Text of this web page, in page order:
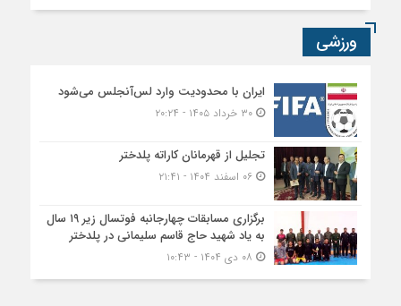
ورزشی
ایران با محدودیت وارد لس‌آنجلس می‌شود
۳۰ خرداد ۱۴۰۵ - ۲۰:۲۴
تجلیل از قهرمانان کاراته پلدختر
۰۶ اسفند ۱۴۰۴ - ۲۱:۴۱
برگزاری مسابقات چهارجانبه فوتسال زیر ۱۹ سال
به یاد شهید حاج قاسم سلیمانی در پلدختر